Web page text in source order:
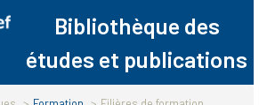
Bibliothèque des
études et publications
cookies